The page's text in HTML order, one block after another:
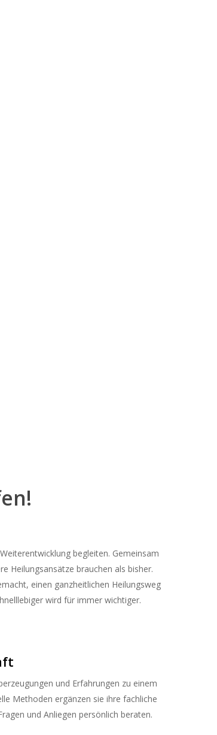
begleiten. Gemeinsam
Heilungsansätze brauchen als bisher.
einen ganzheitlichen Heilungsweg
wird für immer wichtiger.
und Erfahrungen zu einem
Methoden ergänzen sie ihre fachliche
und Anliegen persönlich beraten.